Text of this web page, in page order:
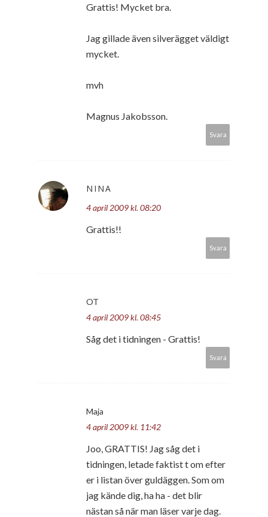
Grattis! Mycket bra.
Jag gillade även silverägget väldigt
mycket.
mvh
Magnus Jakobsson.
Svara
NINA
4 april 2009 kl. 08:20
Grattis!!
Svara
OT
4 april 2009 kl. 08:45
Såg det i tidningen - Grattis!
Svara
Maja
4 april 2009 kl. 11:42
Joo, GRATTIS! Jag såg det i
tidningen, letade faktist t om efter
er i listan över guldäggen. Som om
jag kände dig, ha ha - det blir
nästan så när man läser varje dag.